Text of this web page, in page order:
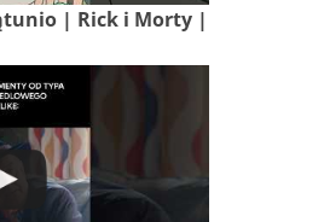
| Rick i Morty |